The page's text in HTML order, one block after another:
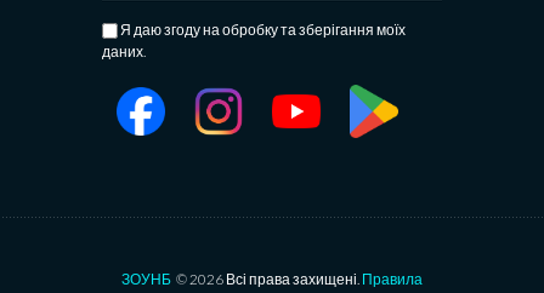
Я даю згоду на обробку та зберігання моїх
даних.
ЗОУНБ © 2026 Всі права захищені. Правила